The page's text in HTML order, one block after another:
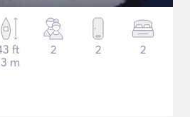
ft
m
2 2 2